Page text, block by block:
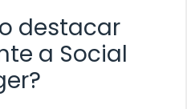
destacar
a Social